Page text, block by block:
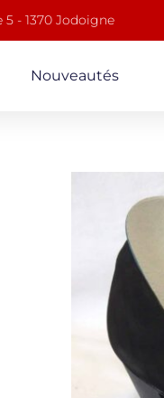
- 1370 Jodoigne
Nouveautés